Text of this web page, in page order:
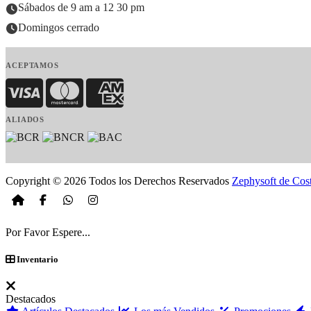
Sábados de 9 am a 12 30 pm
Domingos cerrado
ACEPTAMOS
Visa MasterCardAmerican Express
ALIADOS
Copyright © 2026 Todos los Derechos Reservados Zephysoft de
Por Favor Espere...
Inventario
Destacados